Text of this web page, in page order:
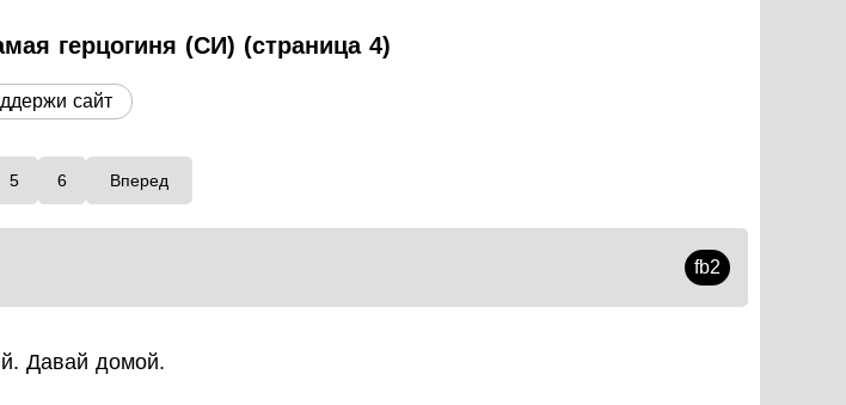
герцогиня (СИ) (страница 4)
сайт
5 6 Вперед
fb2
Давай домой.